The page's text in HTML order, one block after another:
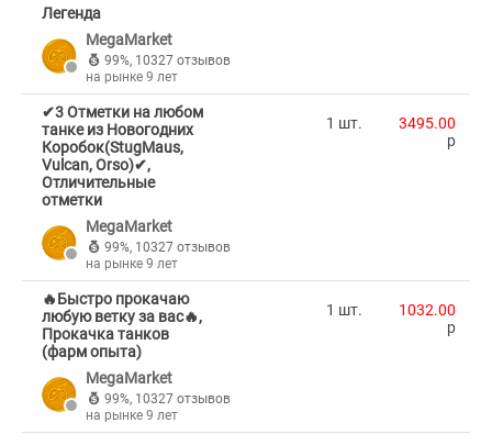
Легенда
MegaMarket
99%, 10327 отзывов
на рынке 9 лет
✔3 Отметки на любом
танке из Новогодних
Коробок(StugMaus,
Vulcan, Orso)✔,
Отличительные
отметки
MegaMarket
99%, 10327 отзывов
на рынке 9 лет
1 шт.
3495.00
p
🔥Быстро прокачаю
любую ветку за вас🔥,
Прокачка танков
(фарм опыта)
MegaMarket
99%, 10327 отзывов
на рынке 9 лет
1 шт.
1032.00
p